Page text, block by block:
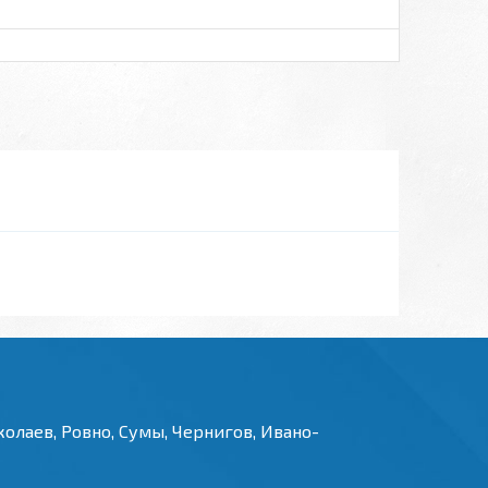
Ровно, Сумы, Чернигов, Ивано-